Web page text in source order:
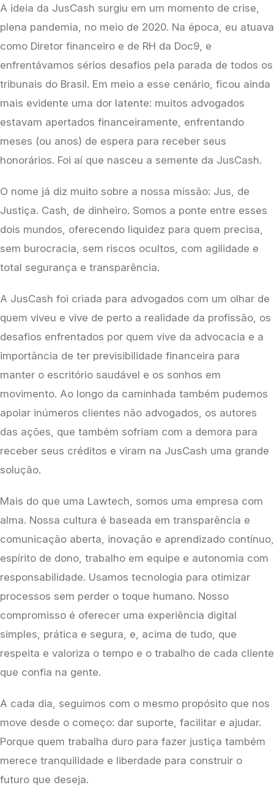
A ideia da JusCash surgiu em um momento de crise,
plena pandemia, no meio de 2020. Na época, eu atuava
como Diretor financeiro e de RH da Doc9, e
enfrentávamos sérios desafios pela parada de todos os
tribunais do Brasil. Em meio a esse cenário, ficou ainda
mais evidente uma dor latente: muitos advogados
estavam apertados financeiramente, enfrentando
meses (ou anos) de espera para receber seus
honorários. Foi aí que nasceu a semente da JusCash.
O nome já diz muito sobre a nossa missão: Jus, de
Justiça. Cash, de dinheiro. Somos a ponte entre esses
dois mundos, oferecendo liquidez para quem precisa,
sem burocracia, sem riscos ocultos, com agilidade e
total segurança e transparência.
A JusCash foi criada para advogados com um olhar de
quem viveu e vive de perto a realidade da profissão, os
desafios enfrentados por quem vive da advocacia e a
importância de ter previsibilidade financeira para
manter o escritório saudável e os sonhos em
movimento. Ao longo da caminhada também pudemos
apoiar inúmeros clientes não advogados, os autores
das ações, que também sofriam com a demora para
receber seus créditos e viram na JusCash uma grande
solução.
Mais do que uma Lawtech, somos uma empresa com
alma. Nossa cultura é baseada em transparência e
comunicação aberta, inovação e aprendizado contínuo,
espírito de dono, trabalho em equipe e autonomia com
responsabilidade. Usamos tecnologia para otimizar
processos sem perder o toque humano. Nosso
compromisso é oferecer uma experiência digital
simples, prática e segura, e, acima de tudo, que
respeita e valoriza o tempo e o trabalho de cada cliente
que confia na gente.
A cada dia, seguimos com o mesmo propósito que nos
move desde o começo: dar suporte, facilitar e ajudar.
Porque quem trabalha duro para fazer justiça também
merece tranquilidade e liberdade para construir o
futuro que deseja.